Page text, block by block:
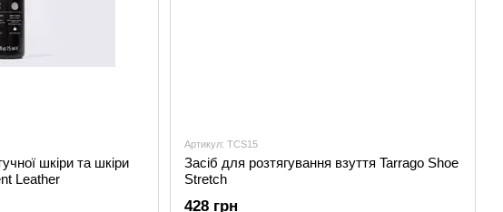
шкіри та шкіри
Leather
Артикул: TCS15
Засіб для розтягування взуття Tarrago Shoe
Stretch
428 грн